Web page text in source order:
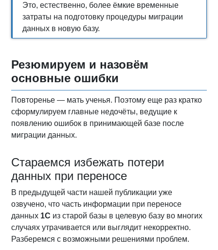
Это, естественно, более ёмкие временные
затраты на подготовку процедуры миграции
данных в новую базу.
Резюмируем и назовём
основные ошибки
Повторенье — мать ученья. Поэтому еще раз кратко
сформулируем главные недочёты, ведущие к
появлению ошибок в принимающей базе после
миграции данных.
Стараемся избежать потери
данных при переносе
В предыдущей части нашей публикации уже
озвучено, что часть информации при переносе
данных 1С из старой базы в целевую базу во многих
случаях утрачивается или выглядит некорректно.
Разберемся с возможными решениями проблем.